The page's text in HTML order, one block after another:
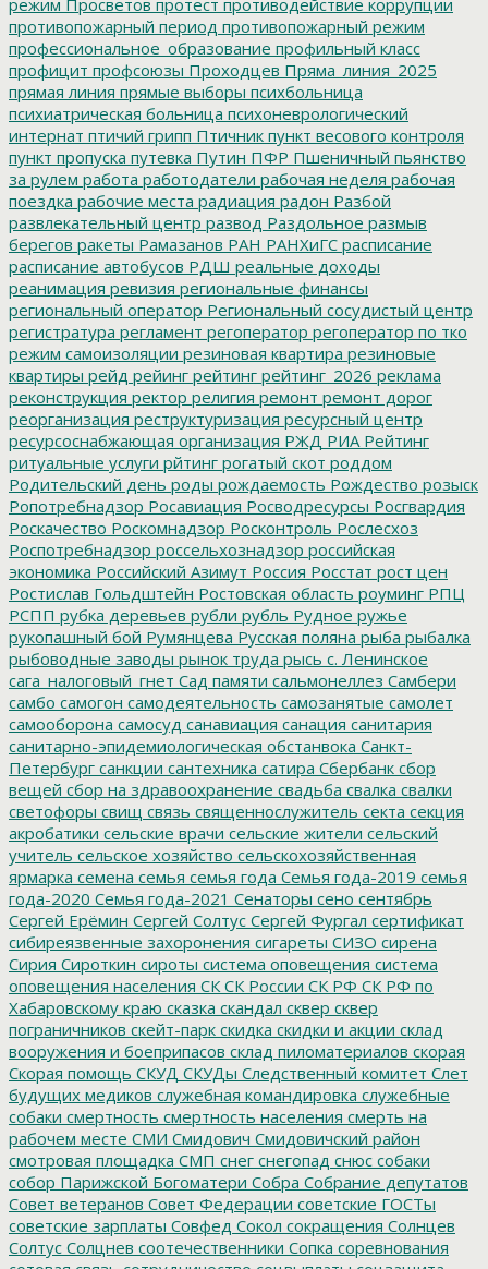
противопожарный период противопожарный режим
профессиональное_образование профильный класс
профицит профсоюзы Проходцев Пряма_линия_2025
прямая линия прямые выборы психбольница
психиатрическая больница психоневрологический
интернат птичий грипп Птичник пункт весового контроля
пункт пропуска путевка Путин ПФР Пшеничный пьянство
за рулем работа работодатели рабочая неделя рабочая
поездка рабочие места радиация радон Разбой
развлекательный центр развод Раздольное размыв
берегов ракеты Рамазанов РАН РАНХиГС расписание
расписание автобусов РДШ реальные доходы
реанимация ревизия региональные финансы
региональный оператор Региональный сосудистый центр
регистратура регламент регоператор регоператор по тко
режим самоизоляции резиновая квартира резиновые
квартиры рейд рейинг рейтинг рейтинг_2026 реклама
реконструкция ректор религия ремонт ремонт дорог
реорганизация реструктуризация ресурсный центр
ресурсоснабжающая организация РЖД РИА Рейтинг
ритуальные услуги рйтинг рогатый скот роддом
Родительский день роды рождаемость Рождество розыск
Ропотребнадзор Росавиация Росводресурсы Росгвардия
Роскачество Роскомнадзор Росконтроль Рослесхоз
Роспотребнадзор россельхознадзор российская
экономика Российский Азимут Россия Росстат рост цен
Ростислав Гольдштейн Ростовская область роуминг РПЦ
РСПП рубка деревьев рубли рубль Рудное ружье
рукопашный бой Румянцева Русская поляна рыба рыбалка
рыбоводные заводы рынок труда рысь с. Ленинское
сага_налоговый_гнет Сад памяти сальмонеллез Самбери
самбо самогон самодеятельность самозанятые самолет
самооборона самосуд санавиация санация санитария
санитарно-эпидемиологическая обстанвока Санкт-
Петербург санкции сантехника сатира Сбербанк сбор
вещей сбор на здравоохранение свадьба свалка свалки
светофоры свищ связь священнослужитель секта секция
акробатики сельские врачи сельские жители сельский
учитель сельское хозяйство сельскохозяйственная
ярмарка семена семья семья года Семья года-2019 семья
года-2020 Семья года-2021 Сенаторы сено сентябрь
Сергей Ерёмин Сергей Солтус Сергей Фургал сертификат
сибиреязвенные захоронения сигареты СИЗО сирена
Сирия Сироткин сироты система оповещения система
оповещения населения СК СК России СК РФ СК РФ по
Хабаровскому краю сказка скандал сквер сквер
пограничников скейт-парк скидка скидки и акции склад
вооружения и боеприпасов склад пиломатериалов скорая
Скорая помощь СКУД СКУДы Следственный комитет Слет
будущих медиков служебная командировка служебные
собаки смертность смертность населения смерть на
рабочем месте СМИ Смидович Смидовичский район
смотровая площадка СМП снег снегопад снюс собаки
собор Парижской Богоматери Собра Собрание депутатов
Совет ветеранов Совет Федерации советские ГОСТы
советские зарплаты Совфед Сокол сокращения Солнцев
Солтус Солцнев соотечественники Сопка соревнования